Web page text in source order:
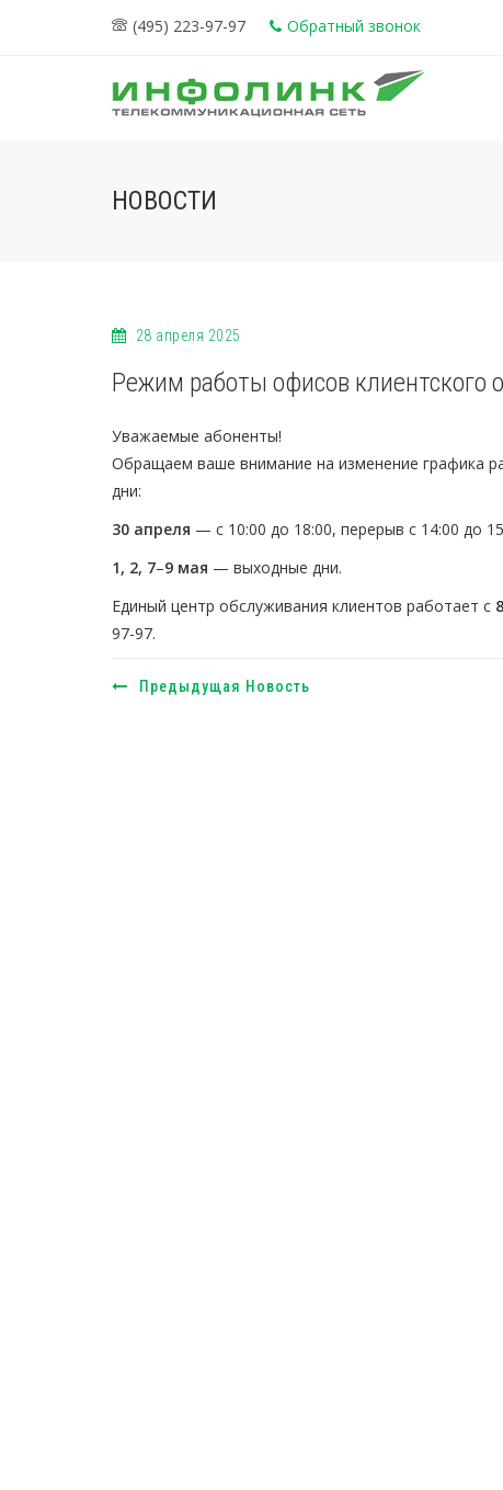
(495) 223-97-97 Обратный звонок
НОВОСТИ
28 апреля 2025
Режим работы офисов клиентского
Уважаемые абоненты!
Обращаем ваше внимание на изменение графика
дни:
30 апреля — с 10:00 до 18:00, перерыв с 14:00 до
1, 2, 7–9 мая — выходные дни.
Единый центр обслуживания клиентов работает с
97-97.
Предыдущая Новость